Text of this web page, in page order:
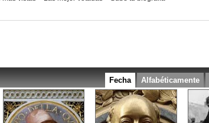
Alfabéticamente
Fecha